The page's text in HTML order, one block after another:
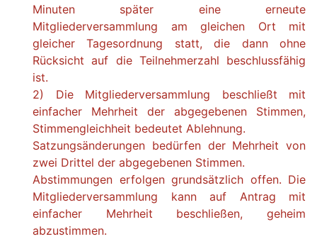
Minuten später eine erneute
Mitgliederversammlung am gleichen Ort mit
gleicher Tagesordnung statt, die dann ohne
Rücksicht auf die Teilnehmerzahl beschlussfähig
ist.
2) Die Mitgliederversammlung beschließt mit
einfacher Mehrheit der abgegebenen Stimmen,
Stimmengleichheit bedeutet Ablehnung.
Satzungsänderungen bedürfen der Mehrheit von
zwei Drittel der abgegebenen Stimmen.
Abstimmungen erfolgen grundsätzlich offen. Die
Mitgliederversammlung kann auf Antrag mit
einfacher Mehrheit beschließen, geheim
abzustimmen.